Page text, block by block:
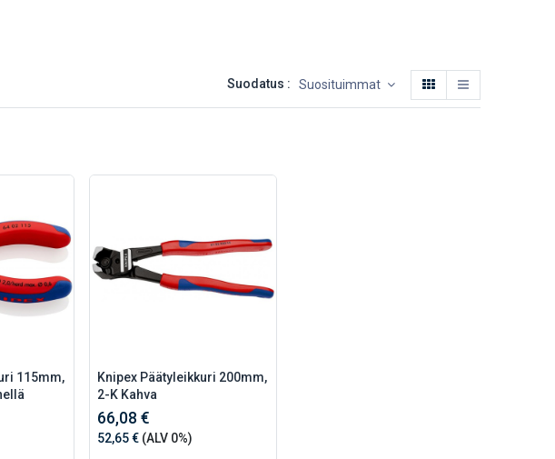
Suodatus : Suosituimmat
115mm,
Knipex Päätyleikkuri 200mm,
2-K Kahva
66,08 €
52,65 € (ALV 0%)